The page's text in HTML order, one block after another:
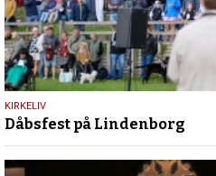
21.
juli
2023
KIRKELIV
Dåbsfest på Lindenborg